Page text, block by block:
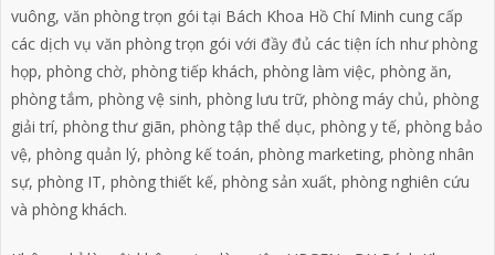
vuông, văn phòng trọn gói tại Bách Khoa Hồ Chí Minh cung cấp
các dịch vụ văn phòng trọn gói với đầy đủ các tiện ích như phòng
họp, phòng chờ, phòng tiếp khách, phòng làm việc, phòng ăn,
phòng tắm, phòng vệ sinh, phòng lưu trữ, phòng máy chủ, phòng
giải trí, phòng thư giãn, phòng tập thể dục, phòng y tế, phòng bảo
vệ, phòng quản lý, phòng kế toán, phòng marketing, phòng nhân
sự, phòng IT, phòng thiết kế, phòng sản xuất, phòng nghiên cứu
và phòng khách.